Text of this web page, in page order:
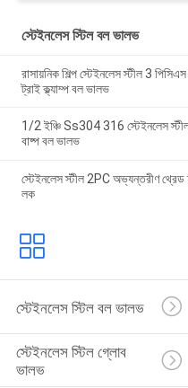
স্টেইনলেস স্টিল বল ভালভ
রাসায়নিক শিল্প স্টেইনলেস স্টীল 3
ট্রাই ক্ল্যাম্প বল ভালভ
1/2 ইঞ্চি Ss304 316 স্টেইনলেস স্টীল
বাষ্প বল ভালভ
স্টেইনলেস স্টীল 2PC অভ্যন্তরীণ থ্রেড
লক
স্টেইনলেস স্টিল বল ভালভ
স্টেইনলেস স্টিল গ্লোব
ভালভ